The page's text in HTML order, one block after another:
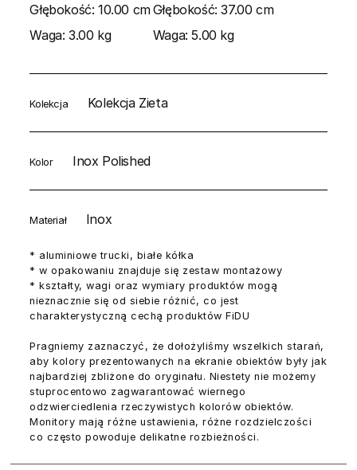
Głębokość:10.00 cm
Waga:3.00 kg
Głębokość:37.00 cm
Waga:5.00 kg
Kolekcja Kolekcja Zieta
Kolor Inox Polished
Materiał Inox
* aluminiowe trucki, białe kółka
* w opakowaniu znajduje się zestaw montażowy
* kształty, wagi oraz wymiary produktów mogą
nieznacznie się od siebie różnić, co jest
charakterystyczną cechą produktów FiDU
Pragniemy zaznaczyć, że dołożyliśmy wszelkich starań,
aby kolory prezentowanych na ekranie obiektów były jak
najbardziej zbliżone do oryginału. Niestety nie możemy
stuprocentowo zagwarantować wiernego
odzwierciedlenia rzeczywistych kolorów obiektów.
Monitory mają różne ustawienia, różne rozdzielczości
co często powoduje delikatne rozbieżności.